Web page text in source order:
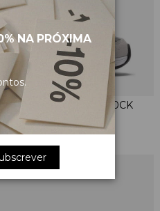
Sapatilhas 530 MR530CK
NA PRÓXIMA